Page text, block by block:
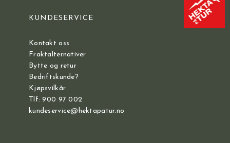
KUNDESERVICE
Kontakt oss
Fraktalternativer
Bytte og retur
Bedriftskunde?
Kjøpsvilkår
Tlf: 900 97 002
kundeservice@hektapatur.no